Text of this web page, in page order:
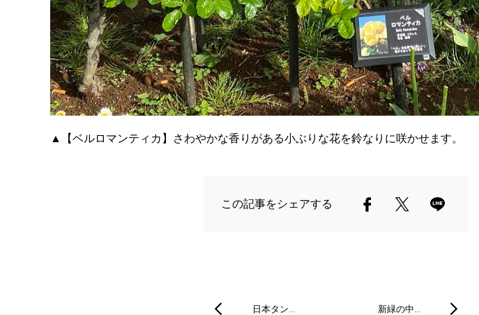
▲【ベルロマンティカ】さわやかな香りがある小ぶりな花を鈴なりに咲かせます。
この記事をシェアする
日本タン… 新緑の中…